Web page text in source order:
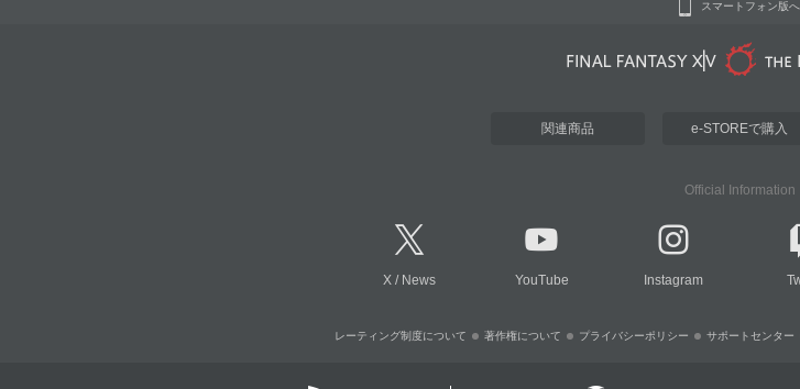
スマートフォン版へ
関連商品 e-STOREで購入
Official Information
X / News YouTube Instagram
レーティング制度について 著作権について プライバシーポリシー サポートセンター